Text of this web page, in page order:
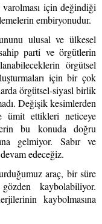
için değindiği
embiryonudur.
ulusal ve ülkesel
parti ve örgütlerin
örgütsel
için bir çok
örgütsel-siyasl birlik
Değişik kesimlerden
ümit ettikleri neticeye
bu konuda doğru
gelmiyor. Sabır ve
edeceğiz.
araç, bir süre
kaybolabiliyor.
kaybolmasına